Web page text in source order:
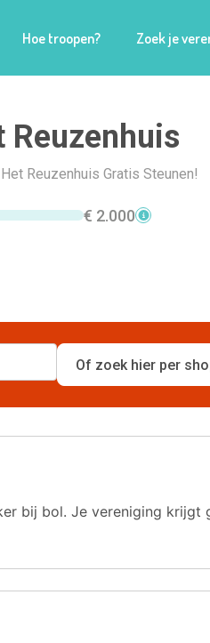
Hoe troopen? Zoek je
Reuzenhuis
Reuzenhuis Gratis Steunen!
€ 2.000
bij bol. Je vereniging krijgt